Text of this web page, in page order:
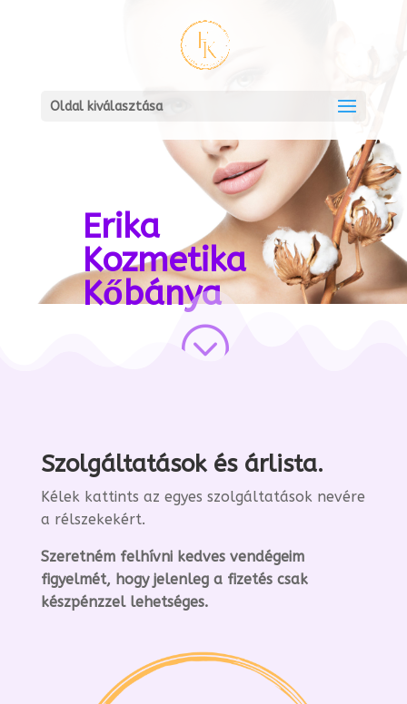
Oldal kiválasztása
Erika
Kozmetika
Kőbánya
;
Szolgáltatások és árlista.
Kélek kattints az egyes szolgáltatások nevére
a rélszekekért.
Szeretném felhívni kedves vendégeim
figyelmét, hogy jelenleg a fizetés csak
készpénzzel lehetséges.